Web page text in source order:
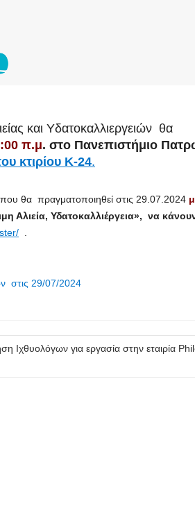
και Υδατοκαλλιεργειών θα
π.μ. στο Πανεπιστήμιο
κτιρίου Κ-24.
που θα πραγματοποιηθεί στις 29.07.2024
Αλιεία, Υδατοκαλλιέργεια», να
.
στις 29/07/2024
Ιχθυολόγων για εργασία στην εταιρία